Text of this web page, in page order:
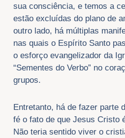
sua consciência, e temos a
estão excluídas do plano de
outro lado, há múltiplas
nas quais o Espírito Santo
o esforço evangelizador da
“Sementes do Verbo” no
grupos.
Entretanto, há de fazer parte
fé o fato de que Jesus Cristo
Não teria sentido viver o